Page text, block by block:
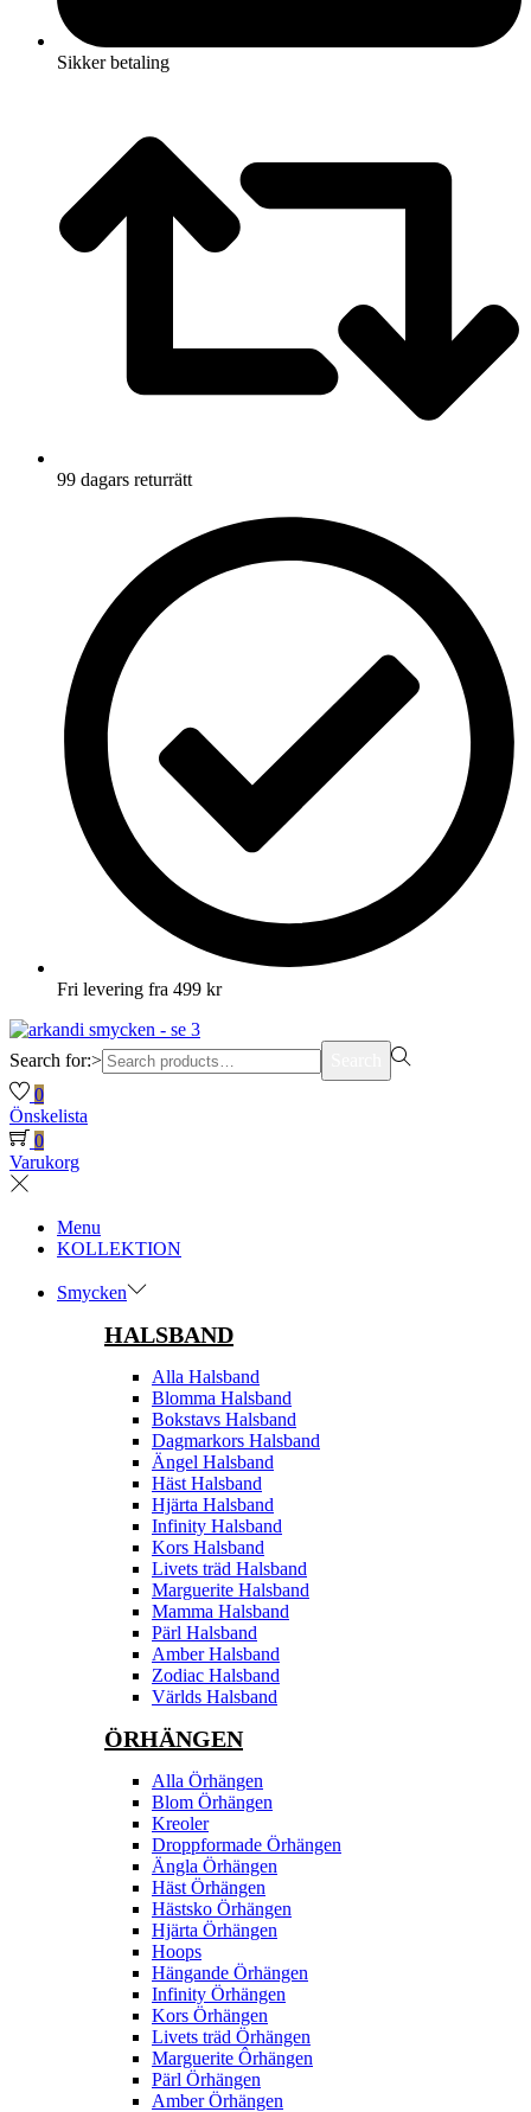
Sikker betaling
99 dagars returrätt
Fri levering fra 499 kr
Search for:>
0
Önskelista
0
Varukorg
Menu
KOLLEKTION
Smycken
HALSBAND
Alla Halsband
Blomma Halsband
Bokstavs Halsband
Dagmarkors Halsband
Ängel Halsband
Häst Halsband
Hjärta Halsband
Infinity Halsband
Kors Halsband
Livets träd Halsband
Marguerite Halsband
Mamma Halsband
Pärl Halsband
Amber Halsband
Zodiac Halsband
Världs Halsband
ÖRHÄNGEN
Alla Örhängen
Blom Örhängen
Kreoler
Droppformade Örhängen
Ängla Örhängen
Häst Örhängen
Hästsko Örhängen
Hjärta Örhängen
Hoops
Hängande Örhängen
Infinity Örhängen
Kors Örhängen
Livets träd Örhängen
Marguerite Ôrhängen
Pärl Örhängen
Amber Örhängen